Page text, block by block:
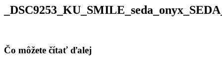
Čo môžete čítať ďalej